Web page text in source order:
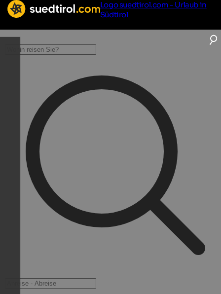
Logo suedtirol.com - Urlaub in
Südtirol